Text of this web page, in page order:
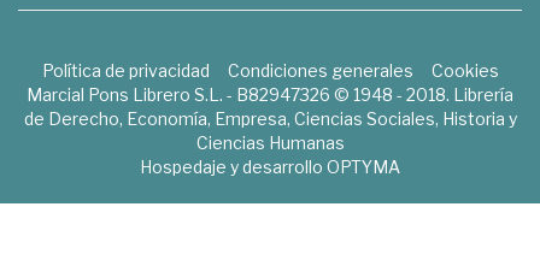
Política de privacidad Condiciones generales
Cookies
Marcial Pons Librero S.L. - B82947326 © 1948 - 2018. Librería
de Derecho, Economía, Empresa, Ciencias Sociales, Historia y
Ciencias Humanas
Hospedaje y desarrollo OPTYMA